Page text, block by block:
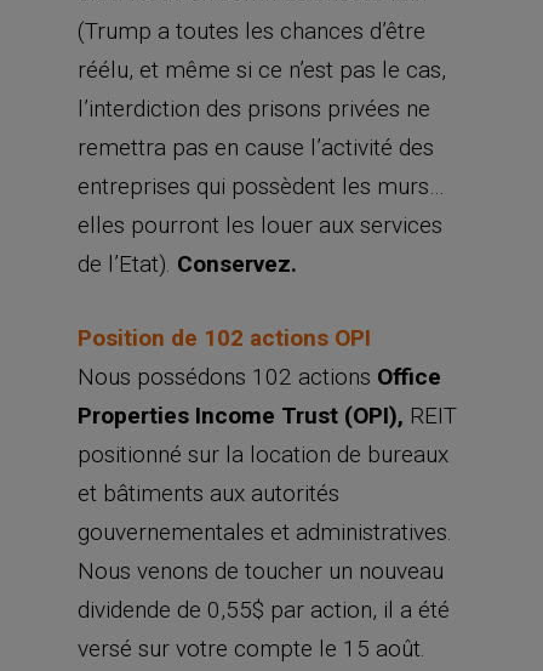
(Trump a toutes les chances d’être
réélu, et même si ce n’est pas le cas,
l’interdiction des prisons privées ne
remettra pas en cause l’activité des
entreprises qui possèdent les murs…
elles pourront les louer aux services
de l’Etat). Conservez.
Position de 102 actions OPI
Nous possédons 102 actions Office
Properties Income Trust (OPI), REIT
positionné sur la location de bureaux
et bâtiments aux autorités
gouvernementales et administratives.
Nous venons de toucher un nouveau
dividende de 0,55$ par action, il a été
versé sur votre compte le 15 août.